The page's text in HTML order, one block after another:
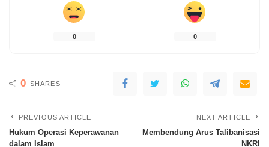
0 0
0 SHARES
PREVIOUS ARTICLE
Hukum Operasi Keperawanan
dalam Islam
NEXT ARTICLE
Membendung Arus Talibanisasi
NKRI